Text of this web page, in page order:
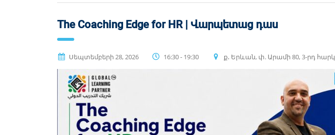
The Coaching Edge for HR | Վարպետաց դաս
Սեպտեմբերի 28, 2026 16:30 - 19:30 ք․ Երևան, փ. Արամի 80, 3-րդ հարկ